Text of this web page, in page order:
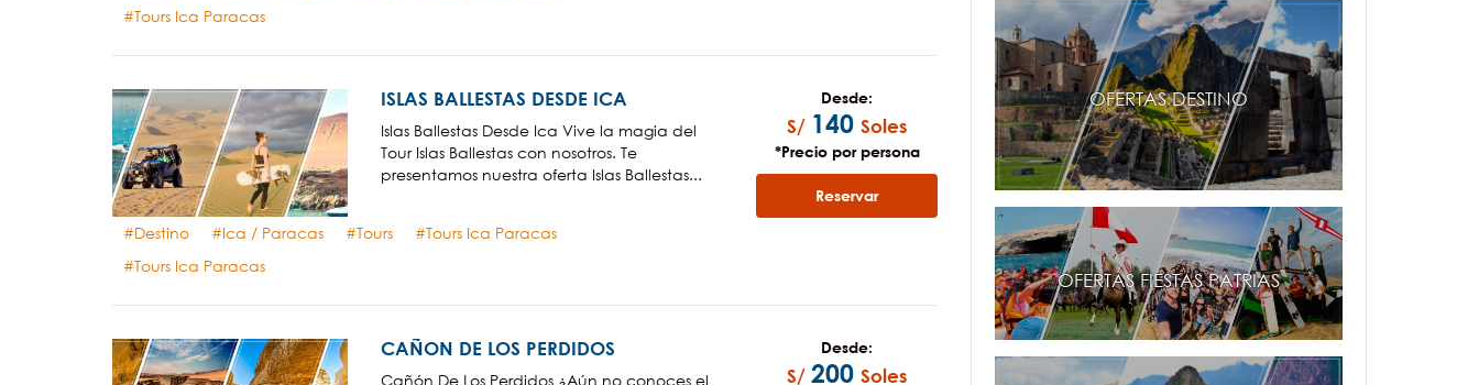
Tours Ica Paracas
ISLAS BALLESTAS DESDE ICA
Islas Ballestas Desde Ica Vive la magia del
Tour Islas Ballestas con nosotros. Te
presentamos nuestra oferta Islas Ballestas...
Destino Ica / Paracas Tours
Tours Ica Paracas
Tours Ica Paracas
Desde:
S/ 140 Soles
*Precio por persona
Reservar
CAÑON DE LOS PERDIDOS
Cañón De Los Perdidos ¿Aún no conoces el
Desde:
S/ 200 Soles
OFERTAS DESTINO
OFERTAS FIESTAS PATRIAS